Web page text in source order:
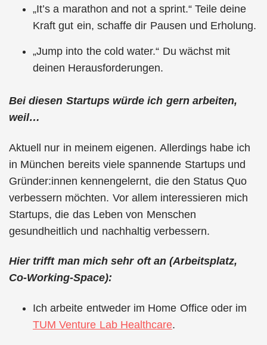
„It’s a marathon and not a sprint.“ Teile deine
Kraft gut ein, schaffe dir Pausen und Erholung.
„Jump into the cold water.“ Du wächst mit
deinen Herausforderungen.
Bei diesen Startups würde ich gern arbeiten,
weil…
Aktuell nur in meinem eigenen. Allerdings habe ich
in München bereits viele spannende Startups und
Gründer:innen kennengelernt, die den Status Quo
verbessern möchten. Vor allem interessieren mich
Startups, die das Leben von Menschen
gesundheitlich und nachhaltig verbessern.
Hier trifft man mich sehr oft an (Arbeitsplatz,
Co-Working-Space):
Ich arbeite entweder im Home Office oder im
TUM Venture Lab Healthcare.